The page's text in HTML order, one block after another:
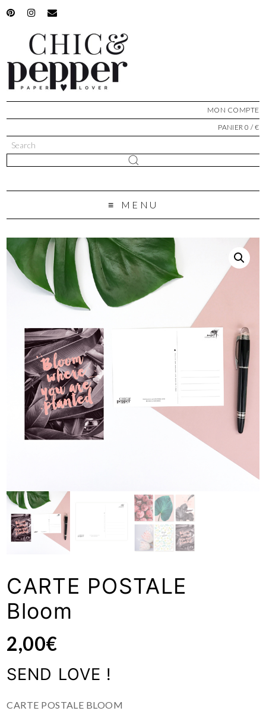
MON COMPTE
PANIER 0 / €
MENU
CARTE POSTALE
Bloom
2,00€
SEND LOVE !
CARTE POSTALE BLOOM